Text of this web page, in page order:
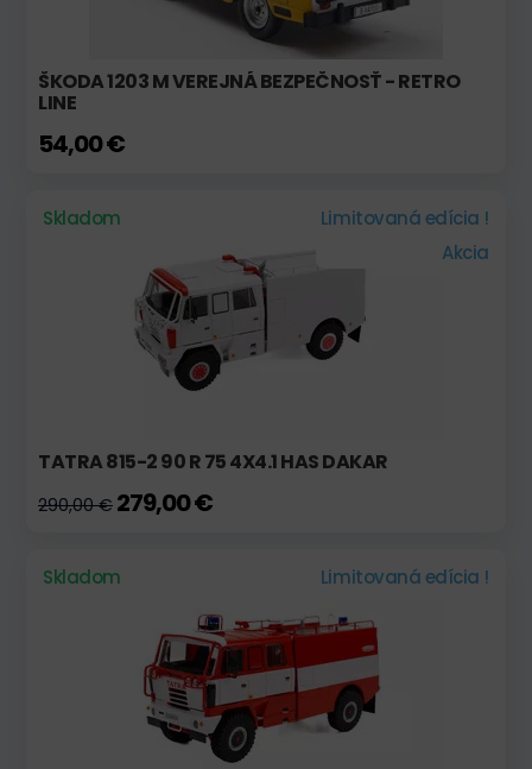
ŠKODA 1203 M VEREJNÁ BEZPEČNOSŤ - RETRO
LINE
54,00 €
Skladom
Limitovaná edícia !
Akcia
TATRA 815-2 90 R 75 4X4.1 HAS DAKAR
290,00 € 279,00 €
Skladom Limitovaná edícia !